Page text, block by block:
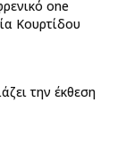
one
Κουρτίδου
την έκθεση